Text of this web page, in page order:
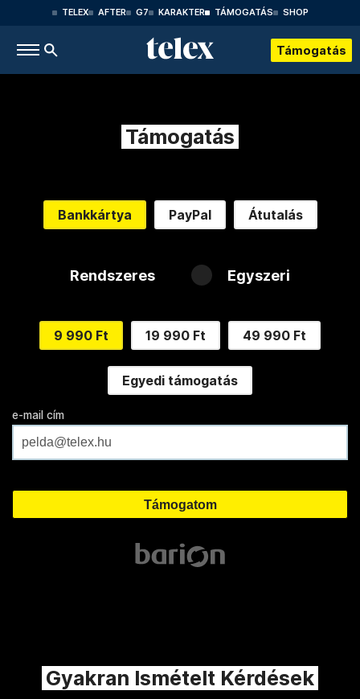
TELEX AFTER G7 KARAKTER TÁMOGATÁS SHOP
Támogatás
Támogatás
Bankkártya PayPal Átutalás
Rendszeres Egyszeri
9 990 Ft 19 990 Ft 49 990 Ft
Egyedi támogatás
e-mail cím
Gyakran Ismételt Kérdések